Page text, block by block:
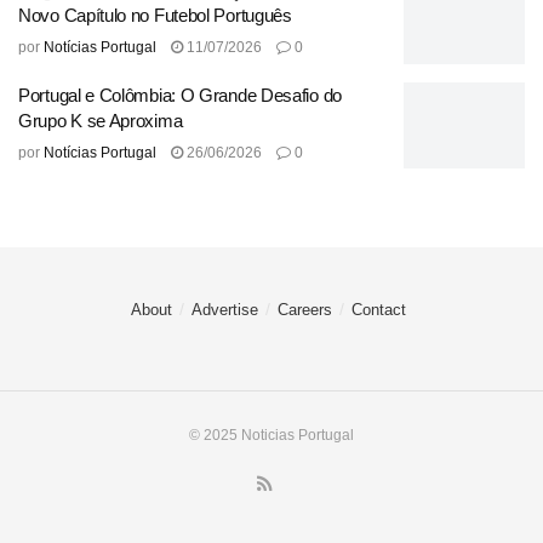
Tags: busca Comando conhecido
Nottingham Porto Sob velho
Novo Capítulo no Futebol Português
por Notícias Portugal 11/07/2026 0
Portugal e Colômbia: O Grande Desafio do
Grupo K se Aproxima
por Notícias Portugal 26/06/2026 0
About Advertise Careers Contact
© 2025 Noticias Portugal